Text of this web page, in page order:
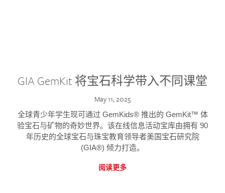
GIA GemKit 将宝石科学带入不同课堂
May 11, 2025
全球青少年学生现可通过 GemKids® 推出的 GemKit™ 体
验宝石与矿物的奇妙世界。该在线信息活动宝库由拥有 90
年历史的全球宝石与珠宝教育领导者美国宝石研究院
(GIA®) 倾力打造。
阅读更多